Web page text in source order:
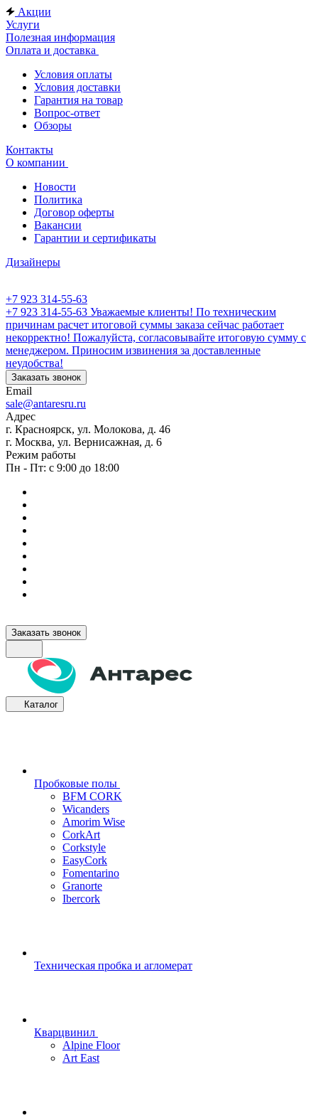
Акции
Услуги
Полезная информация
Оплата и доставка
Условия оплаты
Условия доставки
Гарантия на товар
Вопрос-ответ
Обзоры
Контакты
О компании
Новости
Политика
Договор оферты
Вакансии
Гарантии и сертификаты
Дизайнеры
+7 923 314-55-63
+7 923 314-55-63 Уважаемые клиенты! По техническим
причинам расчет итоговой суммы заказа сейчас работает
некорректно! Пожалуйста, согласовывайте итоговую сумму с
менеджером. Приносим извинения за доставленные
неудобства!
Заказать звонок
Email
sale@antaresru.ru
Адрес
г. Красноярск, ул. Молокова, д. 46
г. Москва, ул. Вернисажная, д. 6
Режим работы
Пн - Пт: с 9:00 до 18:00
Заказать звонок
Каталог
Пробковые полы
BFM CORK
Wicanders
Amorim Wise
CorkArt
Corkstyle
EasyCork
Fomentarino
Granorte
Ibercork
Техническая пробка и агломерат
Кварцвинил
Alpine Floor
Art East